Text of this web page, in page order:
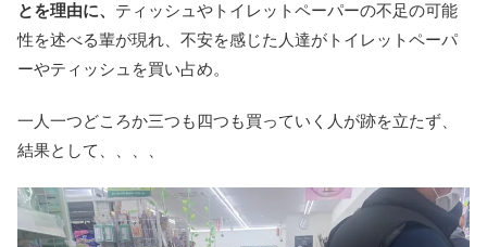
とを理由に、 ティッシュやトイレットペーパーの不足の可能
性を述べる輩が現れ、不安を感じた人達がトイレットペーパ
ーやティッシュを買い占め。
一人一つどころか三つも四つも買っていく人が跡を立たず、
結果として、、、、